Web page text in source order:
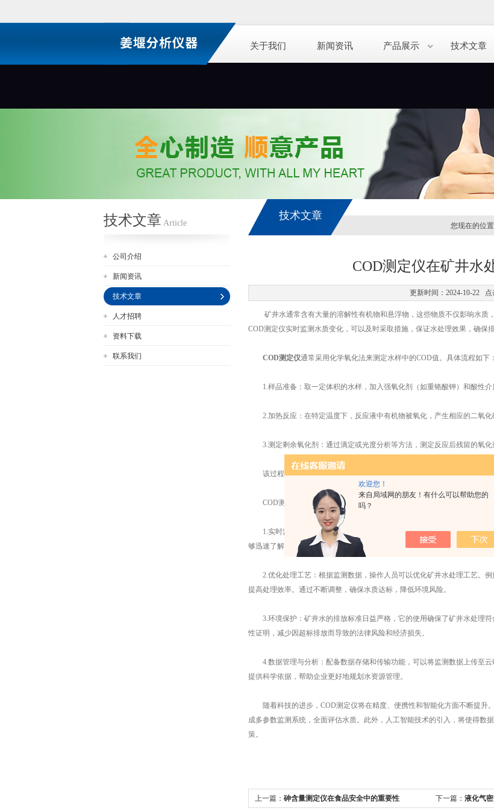
欢迎您！
来自局域网的朋友！有什么可以帮助您的
吗？
关于我们 新闻资讯 产品展示 技术文章
技术文章 Article
公司介绍
新闻资讯
技术文章
人才招聘
资料下载
联系我们
技术文章
您现在的位置
COD测定仪在矿井水
更新时间：2024-10-22 点
矿井水通常含有大量的溶解性有机物和悬浮物，这些物质不仅影响水质
COD测定仪实时监测水质变化，可以及时采取措施，保证水处理效果，确保
COD测定仪通常采用化学氧化法来测定水样中的COD值。具体流程如下：
1.样品准备：取一定体积的水样，加入强氧化剂（如重铬酸钾）和酸性介
2.加热反应：在特定温度下，反应液中有机物被氧化，产生相应的二氧化
3.测定剩余氧化剂：通过滴定或光度分析等方法，测定反应后残留的氧化
该过程通常需要专业的设备和实验室条件，但现代测定仪已实现了自动化
COD测定仪在矿井水处理中的应用
1.实时监测：传统的水质检测方法往往需要较长时间的实验室处理，而它
够迅速了解水质变化，及时调整处理工艺。
2.优化处理工艺：根据监测数据，操作人员可以优化矿井水处理工艺。例
提高处理效率。通过不断调整，确保水质达标，降低环境风险。
3.环境保护：矿井水的排放标准日益严格，它的使用确保了矿井水处理
性证明，减少因超标排放而导致的法律风险和经济损失。
4.数据管理与分析：配备数据存储和传输功能，可以将监测数据上传至
提供科学依据，帮助企业更好地规划水资源管理。
随着科技的进步，COD测定仪将在精度、便携性和智能化方面不断提升
成多参数监测系统，全面评估水质。此外，人工智能技术的引入，将使得数
策。
上一篇： 砷含量测定仪在食品安全中的重要性 下一篇： 液化气